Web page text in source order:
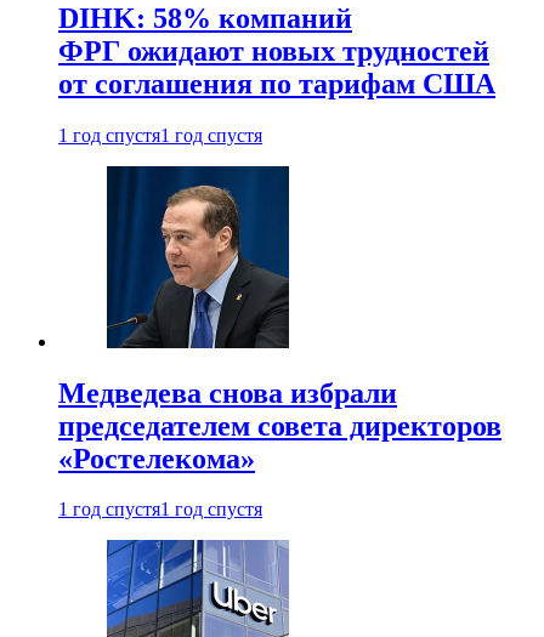
DIHK: 58% компаний
ФРГ ожидают новых трудностей
от соглашения по тарифам США
1 год спустя1 год спустя
Медведева снова избрали
председателем совета директоров
«Ростелекома»
1 год спустя1 год спустя